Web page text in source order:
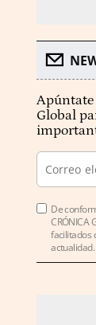
Apúntate
Global
De
CRÓNICA
facilitados
actualidad.